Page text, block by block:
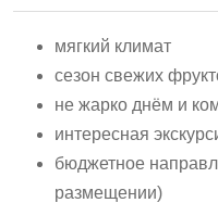
мягкий климат
сезон свежих
не жарко днём и
интересная
бюджетное
размещении)